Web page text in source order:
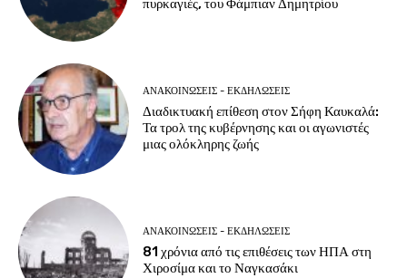
πυρκαγιές, του Φάμπιαν Δημητρίου
ΑΝΑΚΟΙΝΩΣΕΙΣ - ΕΚΔΗΛΩΣΕΙΣ
Διαδικτυακή επίθεση στον Σήφη Καυκαλά:
Τα τρολ της κυβέρνησης και οι αγωνιστές
μιας ολόκληρης ζωής
ΑΝΑΚΟΙΝΩΣΕΙΣ - ΕΚΔΗΛΩΣΕΙΣ
81 χρόνια από τις επιθέσεις των ΗΠΑ στη
Χιροσίμα και το Ναγκασάκι